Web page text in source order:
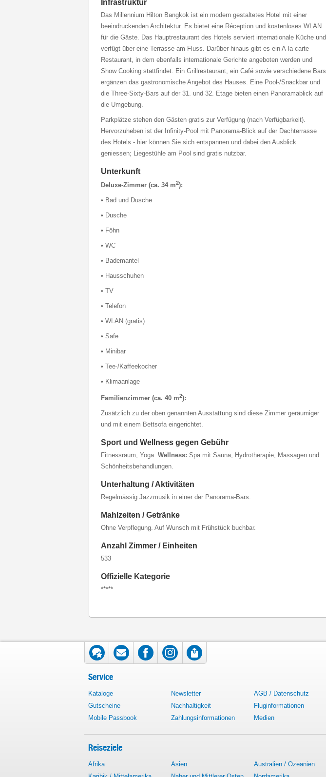
Infrastruktur
Das Millennium Hilton Bangkok ist ein modern gestaltetes Hotel mit einer
beeindruckenden Architektur. Es bietet eine Réception und kostenloses WLAN
für die Gäste. Das Hauptrestaurant des Hotels serviert internationale Küche und
verfügt über eine Terrasse am Fluss. Darüber hinaus gibt es ein A-la-carte-
Restaurant, in dem ebenfalls internationale Gerichte angeboten werden und
Show Cooking stattfindet. Ein Grillrestaurant, ein Café sowie verschiedene Bars
ergänzen das gastronomische Angebot des Hauses. Eine Pool-/Snackbar und
die Three-Sixty-Bars auf der 31. und 32. Etage bieten einen Panoramablick auf
die Umgebung.
Parkplätze stehen den Gästen gratis zur Verfügung (nach Verfügbarkeit).
Hervorzuheben ist der Infinity-Pool mit Panorama-Blick auf der Dachterrasse
des Hotels - hier können Sie sich entspannen und dabei den Ausblick
geniessen; Liegestühle am Pool sind gratis nutzbar.
Unterkunft
Deluxe-Zimmer (ca. 34 m2):
• Bad und Dusche
• Dusche
• Föhn
• WC
• Bademantel
• Hausschuhen
• TV
• Telefon
• WLAN (gratis)
• Safe
• Minibar
• Tee-/Kaffeekocher
• Klimaanlage
Familienzimmer (ca. 40 m2):
Zusätzlich zu der oben genannten Ausstattung sind diese Zimmer geräumiger
und mit einem Bettsofa eingerichtet.
Sport und Wellness gegen Gebühr
Fitnessraum, Yoga. Wellness: Spa mit Sauna, Hydrotherapie, Massagen und
Schönheitsbehandlungen.
Unterhaltung / Aktivitäten
Regelmässig Jazzmusik in einer der Panorama-Bars.
Mahlzeiten / Getränke
Ohne Verpflegung. Auf Wunsch mit Frühstück buchbar.
Anzahl Zimmer / Einheiten
533
Offizielle Kategorie
*****
Service
Kataloge Newsletter AGB / Datenschutz
Gutscheine
Nachhaltigkeit Fluginformationen
Mobile Passbook
Zahlungsinformationen Medien
Reiseziele
Afrika Asien Australien / Ozeanien